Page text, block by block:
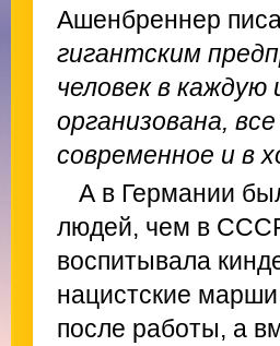
Ашенбреннер
гигантским
человек в
организована,
современное и в
А в Германии
людей, чем в
воспитывала
нацистские
после работы, а